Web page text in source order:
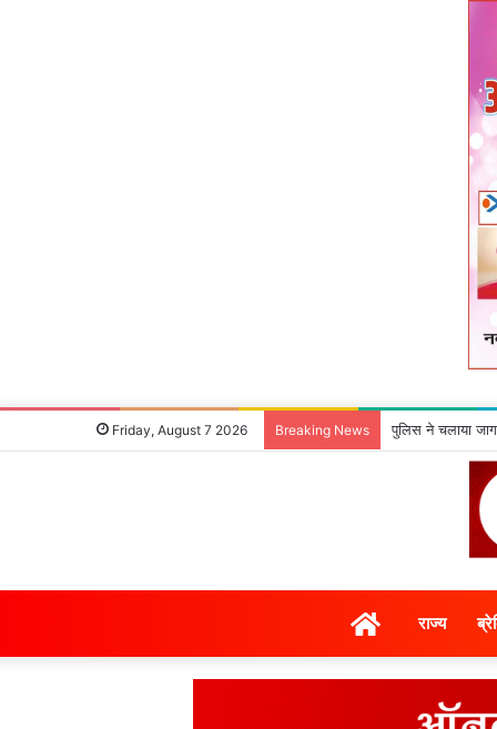
Friday, August 7 2026 Breaking News माओवादी रविंद्र
होम राज्‍य